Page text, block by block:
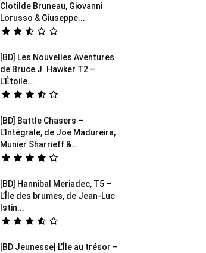
Clotilde Bruneau, Giovanni
Lorusso & Giuseppe...
[BD] Les Nouvelles Aventures
de Bruce J. Hawker T2 –
L’Étoile...
[BD] Battle Chasers –
L’Intégrale, de Joe Madureira,
Munier Sharrieff &...
[BD] Hannibal Meriadec, T5 –
L’Île des brumes, de Jean-Luc
Istin...
[BD Jeunesse] L’Île au trésor –